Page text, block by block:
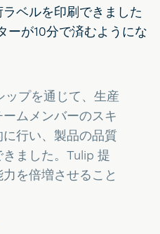
ベルを印刷できました
ーが10分で済むようにな
ップを通じて、生産
ムメンバーのスキ
行い、製品の品質
ました。Tulip 提
を倍増させること